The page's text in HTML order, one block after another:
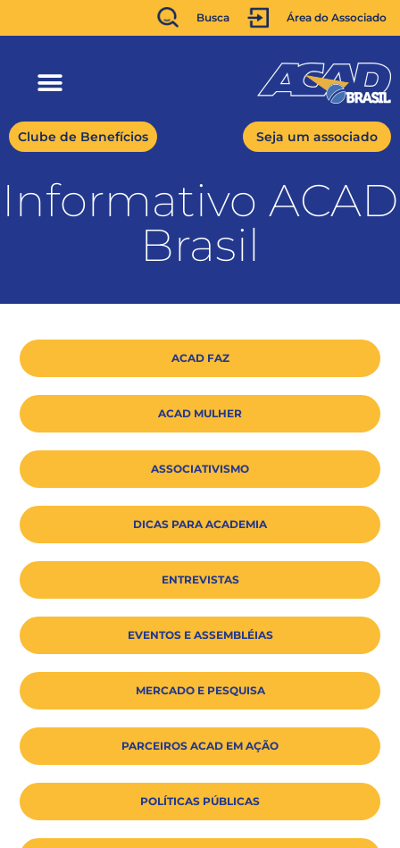
Busca Área do Associado
Clube de Benefícios Seja um associado
Informativo ACAD
Brasil
ACAD FAZ
ACAD MULHER
ASSOCIATIVISMO
DICAS PARA ACADEMIA
ENTREVISTAS
EVENTOS E ASSEMBLÉIAS
MERCADO E PESQUISA
PARCEIROS ACAD EM AÇÃO
POLÍTICAS PÚBLICAS